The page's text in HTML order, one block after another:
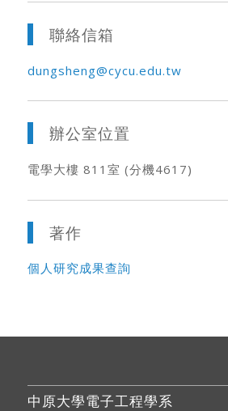
聯絡信箱
dungsheng@cycu.edu.tw
辦公室位置
電學大樓 811室 (分機4617)
著作
個人研究成果查詢
中原大學電子工程學系